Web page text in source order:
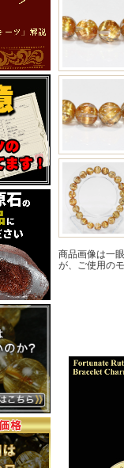
商品画像は一
が、ご使用の